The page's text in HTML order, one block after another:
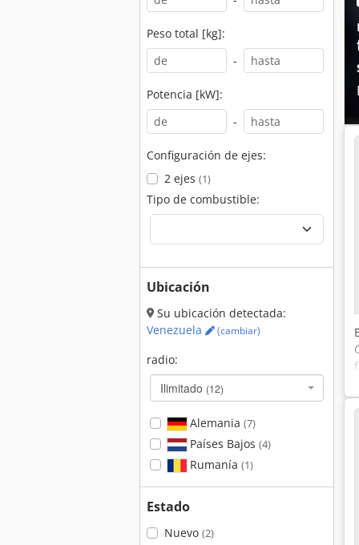
Peso total [kg]:
-
Potencia [kW]:
-
Configuración de ejes:
2 ejes (1)
Tipo de combustible:
Ubicación
Su ubicación detectada:
Venezuela
(cambiar)
radio:
Ilimitado (12)
Alemania (7)
Países Bajos (4)
Rumanía (1)
Estado
Nuevo (2)